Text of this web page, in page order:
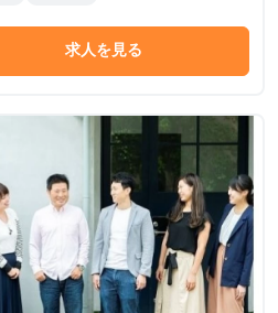
求人を見る